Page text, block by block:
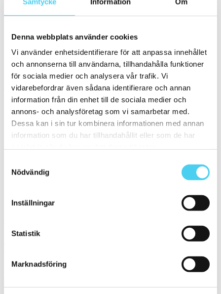
Denna webbplats använder cookies
Vi använder enhetsidentifierare för att anpassa innehållet
och annonserna till användarna, tillhandahålla funktioner
för sociala medier och analysera vår trafik. Vi
vidarebefordrar även sådana identifierare och annan
information från din enhet till de sociala medier och
annons- och analysföretag som vi samarbetar med.
Dessa kan i sin tur kombinera informationen med annan
information som du har tillhandahållit eller som de har
Nödvändig
Inställningar
Statistik
Marknadsföring
Strukturerad
Standard (40)
Rakskuren(6)
Välj en eller flera prisgrupper:
m²
100 till 200 kr (15)
300 till 400 kr(6)
600 till 800 kr
800 till 1000 kr
Sortera
955 kr / m²
478 kr / m²